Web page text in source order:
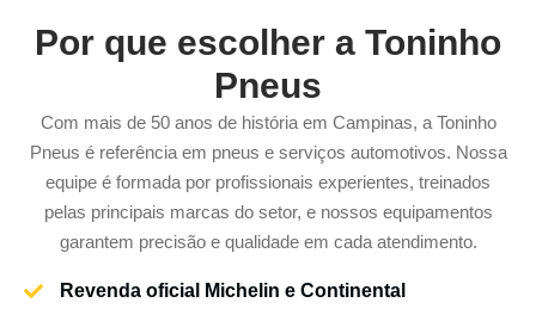
Por que escolher a Toninho
Pneus
Com mais de 50 anos de história em Campinas, a Toninho
Pneus é referência em pneus e serviços automotivos. Nossa
equipe é formada por profissionais experientes, treinados
pelas principais marcas do setor, e nossos equipamentos
garantem precisão e qualidade em cada atendimento.
Revenda oficial Michelin e Continental